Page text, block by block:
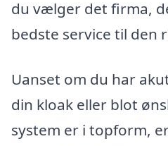
du vælger det firma,
bedste service til den
Uanset om du har
din kloak eller blot
system er i topform,